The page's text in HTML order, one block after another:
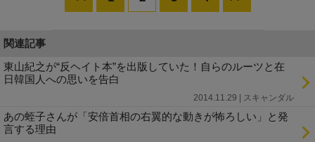
関連記事
東山紀之が“反ヘイト本”を出版していた！自らのルーツと在
日韓国人への思いを告白
2014.11.29 | スキャンダル
あの蛭子さんが「安倍首相の右翼的な動きが怖ろしい」と発
言する理由